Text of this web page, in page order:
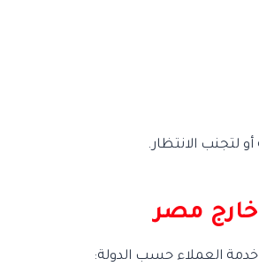
لتجنب الانتظار.
مصر
خدمة العملاء حسب الدولة: